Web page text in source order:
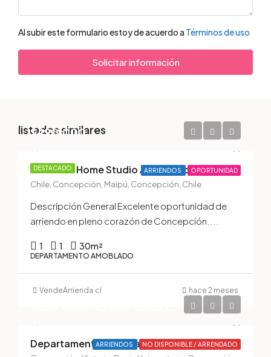
Al subir este formulario estoy de acuerdo a Términos de uso
Solicitar información
listados similares
DESTACADO ARRIENDOS OPORTUNIDAD
$490.000
Moderno Home Studio Amoblado con Gastos Comunes Incluidos | Edificio Atelier, Concepción Centro
Chile, Concepción, Maipú, Concepción, Chile
Descripción General Excelente oportunidad de
arriendo en pleno corazón de Concepción....
1 1 30m²
DEPARTAMENTO AMOBLADO
VendeArrienda.cl hace 2 meses
ARRIENDOS NO DISPONIBLE / ARRENDADODepartamento Amoblado en Arriendo – Barrio Universitario, Concepción